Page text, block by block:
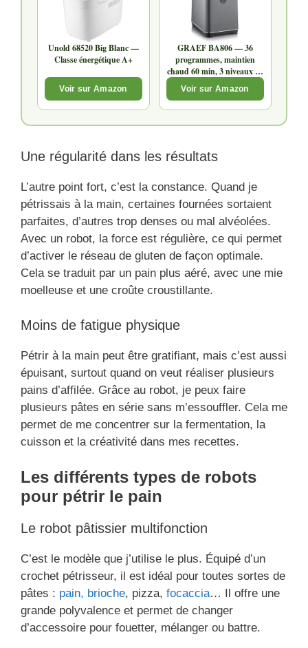
Unold 68520 Big Blanc —
Classe énergétique A+
Voir sur Amazon
GRAEF BA806 — 36
programmes, maintien
chaud 60 min, 3 niveaux de
brunissage
Voir sur Amazon
Une régularité dans les résultats
L’autre point fort, c’est la constance. Quand je
pétrissais à la main, certaines fournées sortaient
parfaites, d’autres trop denses ou mal alvéolées.
Avec un robot, la force est régulière, ce qui permet
d’activer le réseau de gluten de façon optimale.
Cela se traduit par un pain plus aéré, avec une mie
moelleuse et une croûte croustillante.
Moins de fatigue physique
Pétrir à la main peut être gratifiant, mais c’est aussi
épuisant, surtout quand on veut réaliser plusieurs
pains d’affilée. Grâce au robot, je peux faire
plusieurs pâtes en série sans m’essouffler. Cela me
permet de me concentrer sur la fermentation, la
cuisson et la créativité dans mes recettes.
Les différents types de robots
pour pétrir le pain
Le robot pâtissier multifonction
C’est le modèle que j’utilise le plus. Équipé d’un
crochet pétrisseur, il est idéal pour toutes sortes de
pâtes : pain, brioche, pizza, focaccia… Il offre une
grande polyvalence et permet de changer
d’accessoire pour fouetter, mélanger ou battre.